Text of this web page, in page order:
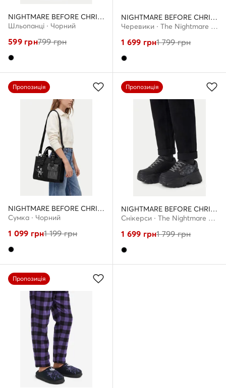
NIGHTMARE BEFORE CHRISTMAS
Шльопанці · Чорний
599грн799грн
NIGHTMARE BEFORE CHRISTMAS
Черевики · The Nightmare Before Christmas · Чорний
1 699 грн1 799грн
Пропозиція
NIGHTMARE BEFORE CHRISTMAS
Сумка · Чорний
1 099 грн1 199грн
Пропозиція
NIGHTMARE BEFORE CHRISTMAS
Снікерcи · The Nightmare Before Christmas · Чорний
1 699 грн1 799грн
Пропозиція